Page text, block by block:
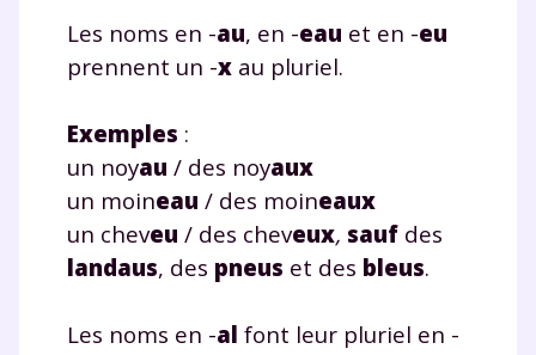
Les noms en -au, en -eau et en -eu
prennent un -x au pluriel.
Exemples :
un noyau / des noyaux
un moineau / des moineaux
un cheveu / des cheveux, sauf des
landaus, des pneus et des bleus.
Les noms en -al font leur pluriel en -